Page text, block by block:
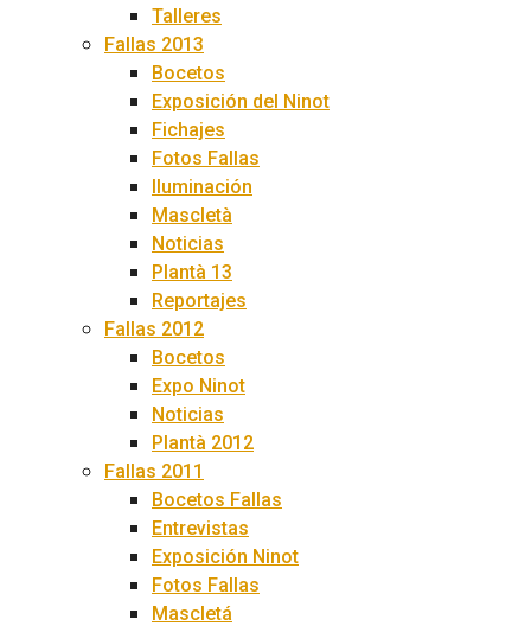
Talleres
Fallas 2013
Bocetos
Exposición del Ninot
Fichajes
Fotos Fallas
Iluminación
Mascletà
Noticias
Plantà 13
Reportajes
Fallas 2012
Bocetos
Expo Ninot
Noticias
Plantà 2012
Fallas 2011
Bocetos Fallas
Entrevistas
Exposición Ninot
Fotos Fallas
Mascletá